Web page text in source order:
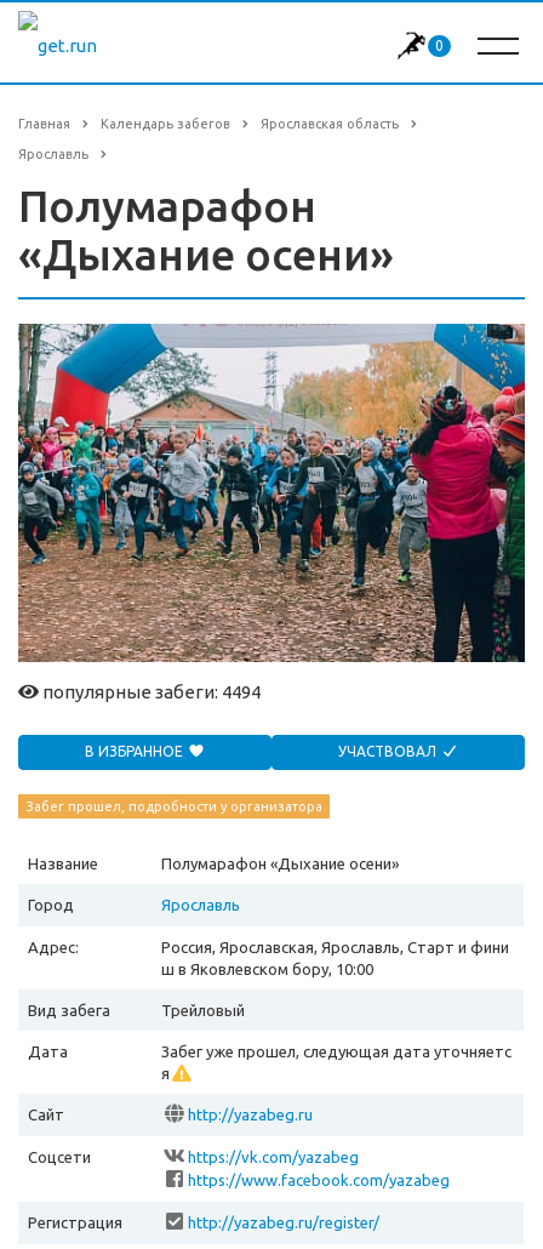
0
Главная Календарь забегов Ярославская область
Ярославль
Полумарафон
«Дыхание осени»
популярные забеги: 4494
В ИЗБРАННОЕ УЧАСТВОВАЛ
Забег прошел, подробности у организатора
Название Полумарафон «Дыхание осени»
Город Ярославль
Адрес:
Россия, Ярославская, Ярославль, Старт и фини
ш в Яковлевском бору, 10:00
Вид забега Трейловый
Дата
Забег уже прошел, следующая дата уточняетс
я
Сайт http://yazabeg.ru
Соцсети
https://vk.com/yazabeg
https://www.facebook.com/yazabeg
Регистрация http://yazabeg.ru/register/